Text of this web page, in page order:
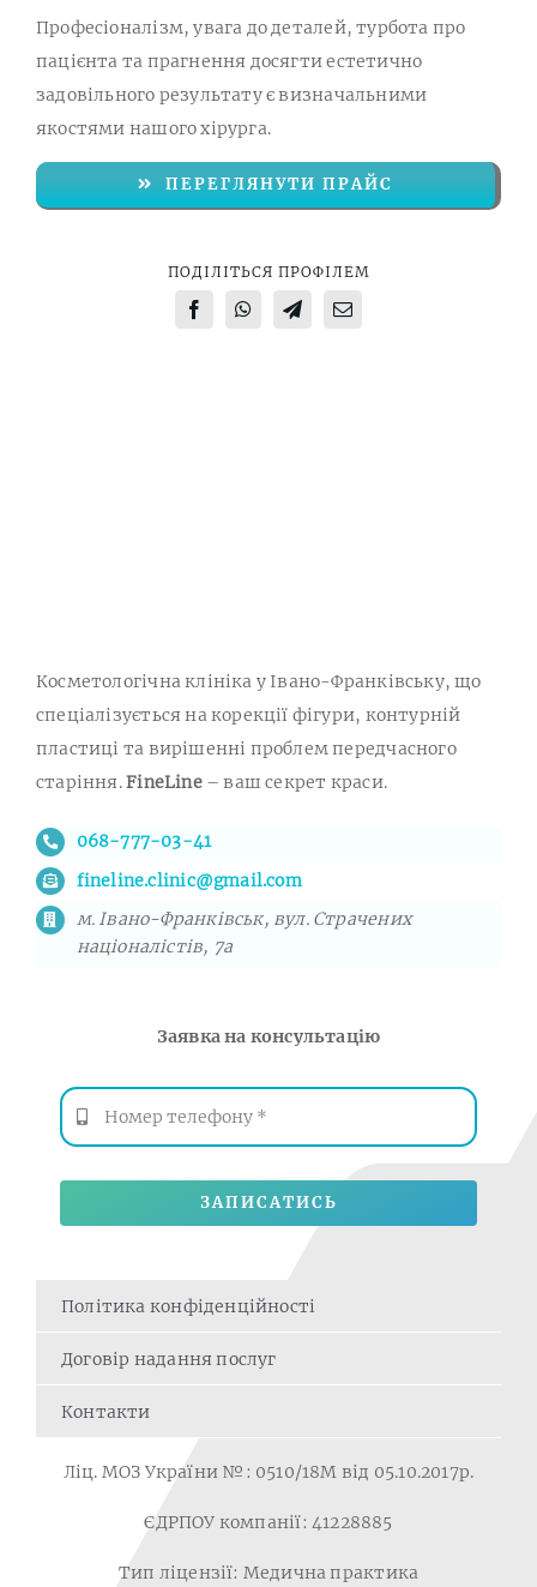
Професіоналізм, увага до деталей, турбота про
пацієнта та прагнення досягти естетично
задовільного результату є визначальними
якостями нашого хірурга.
ПЕРЕГЛЯНУТИ ПРАЙС
ПОДІЛІТЬСЯ ПРОФІЛЕМ
Косметологічна клініка у Івано-Франківську, що
спеціалізується на корекції фігури, контурній
пластиці та вирішенні проблем передчасного
старіння.FineLine– ваш секрет краси.
068-777-03-41
fineline.clinic@gmail.com
м. Івано-Франківськ, вул. Страчених
націоналістів, 7а
Заявка на консультацію
ЗАПИСАТИСЬ
Політика конфіденційності
Договір надання послуг
Контакти
Ліц. МОЗ України №: 0510/18M від 05.10.2017р.
ЄДРПОУ компанії: 41228885
Тип ліцензії: Медична практика